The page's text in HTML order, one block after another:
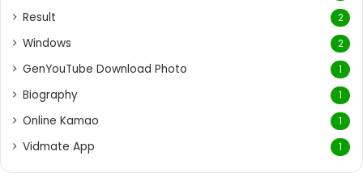
Result 2
Windows 2
GenYouTube Download Photo 1
Biography 1
Online Kamao 1
Vidmate App 1